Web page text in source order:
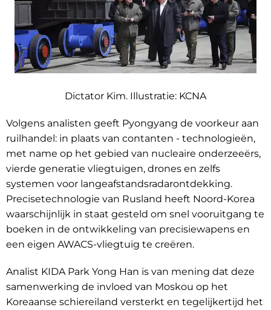
Dictator Kim. Illustratie: KCNA
Volgens analisten geeft Pyongyang de voorkeur aan
ruilhandel: in plaats van contanten - technologieën,
met name op het gebied van nucleaire onderzeeërs,
vierde generatie vliegtuigen, drones en zelfs
systemen voor langeafstandsradarontdekking.
Precisetechnologie van Rusland heeft Noord-Korea
waarschijnlijk in staat gesteld om snel vooruitgang te
boeken in de ontwikkeling van precisiewapens en
een eigen AWACS-vliegtuig te creëren.
Analist KIDA Park Yong Han is van mening dat deze
samenwerking de invloed van Moskou op het
Koreaanse schiereiland versterkt en tegelijkertijd het